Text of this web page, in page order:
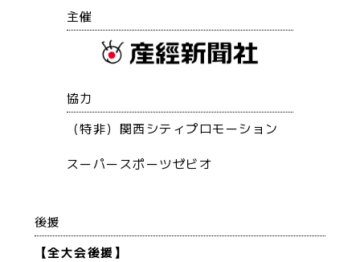
主催
協力
（特非）関西シティプロモーション
スーパースポーツゼビオ
後援
【全大会後援】